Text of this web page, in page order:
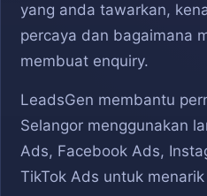
yang anda tawarkan,
percaya dan bagaimana
membuat enquiry.
LeadsGen membantu
Selangor menggunakan
Ads, Facebook Ads,
TikTok Ads untuk